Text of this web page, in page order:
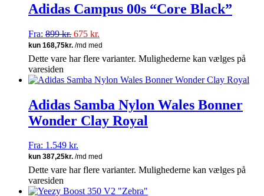
Adidas Campus 00s “Core Black”
Fra: 899kr. 675 kr.
Dette vare har flere varianter. Mulighederne kan vælges på
varesiden
Adidas Samba Nylon Wales Bonner
Wonder Clay Royal
Fra: 1.549 kr.
Dette vare har flere varianter. Mulighederne kan vælges på
varesiden